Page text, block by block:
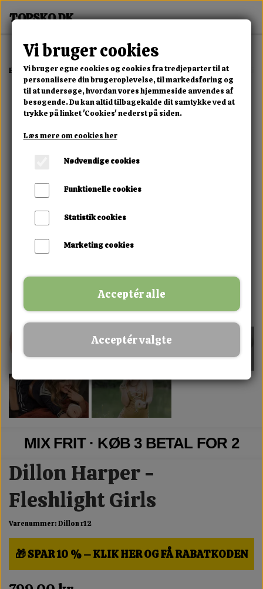
Forside Erotisk Kollektion Alle Produkter Dillon Harper -
MIX FRIT · KØB 3 BETAL FOR 2
Dillon Harper -
Fleshlight Girls
Varenummer: Dillon r12
🎁 SPAR 10 % – KLIK HER OG FÅ RABATKODEN
Vi bruger cookies
Vi bruger egne cookies og cookies fra tredjeparter til at
personalisere din brugeroplevelse, til markedsføring og
til at undersøge, hvordan vores hjemmeside anvendes af
besøgende. Du kan altid tilbagekalde dit samtykke ved at
trykke på linket 'Cookies' nederst på siden.
Læs mere om cookies her
Nødvendige cookies
Funktionelle cookies
Statistik cookies
Marketing cookies
Acceptér alle
Acceptér valgte